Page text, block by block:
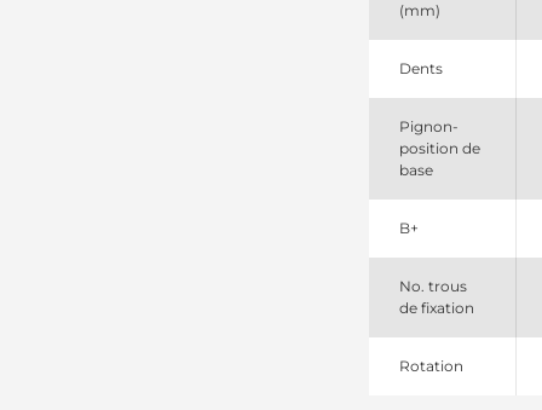
830953112
PSH
LRS04146
Mitsubishi
M000T20272ZC
Mitsubishi
M0T20272SEL
+line
M0T20272ZC
Mitsubishi
SR6455N
(mm)
Dents
Pignon-
position de
base
B+
No. trous
de fixation
Rotation